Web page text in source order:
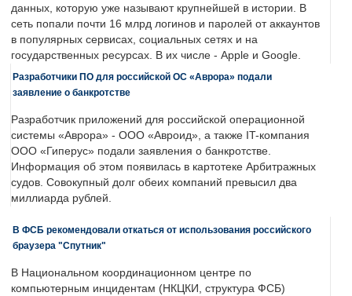
данных, которую уже называют крупнейшей в истории. В
сеть попали почти 16 млрд логинов и паролей от аккаунтов
в популярных сервисах, социальных сетях и на
государственных ресурсах. В их числе - Apple и Google.
Разработчики ПО для российской ОС «Аврора» подали
заявление о банкротстве
Разработчик приложений для российской операционной
системы «Аврора» - ООО «Авроид», а также IT-компания
ООО «Гиперус» подали заявления о банкротстве.
Информация об этом появилась в картотеке Арбитражных
судов. Совокупный долг обеих компаний превысил два
миллиарда рублей.
В ФСБ рекомендовали откаться от использования российского
браузера "Спутник"
В Национальном координационном центре по
компьютерным инцидентам (НКЦКИ, структура ФСБ)